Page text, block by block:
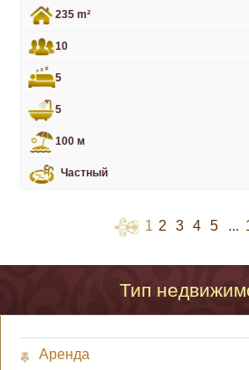
235 m²
10
5
5
100 м
Частный
1 2 3 4 5 ...
Тип
Аренда